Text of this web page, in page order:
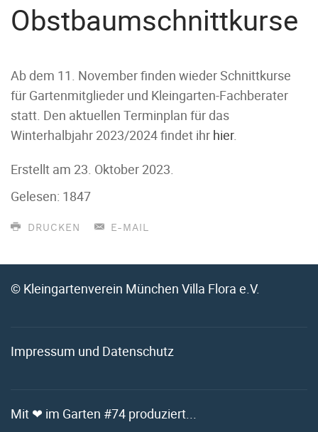
Obstbaumschnittkurse
Ab dem 11. November finden wieder Schnittkurse
für Gartenmitglieder und Kleingarten-Fachberater
statt. Den aktuellen Terminplan für das
Winterhalbjahr 2023/2024 findet ihr hier.
Erstellt am 23. Oktober 2023.
Gelesen: 1847
DRUCKEN E-MAIL
© Kleingartenverein München Villa Flora e.V.
Impressum und Datenschutz
Mit ❤ im Garten #74 produziert...